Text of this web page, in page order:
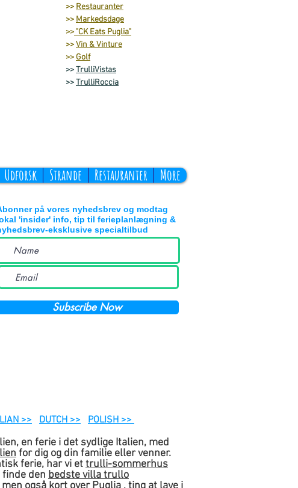
>> Restauranter
>> Markedsdage
>> "CK Eats Puglia"
>>Vin & Vinture
>> Golf
>>TrulliVistas
>>TrulliRoccia
Udforsk Strande Restauranter More
på vores nyhedsbrev og modtag
'insider' info, tip til ferieplanlægning &
eksklusive specialtilbud
Subscribe Now
>> DUTCH >> POLISH >>
en ferie i det sydlige Italien, med
for dig og din familie eller venner.
ferie, har vi ettrulli-sommerhus
den bedste villa trullo